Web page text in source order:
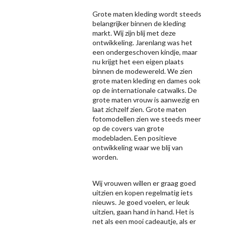
Grote maten kleding wordt steeds
belangrijker binnen de kleding
markt. Wij zijn blij met deze
ontwikkeling. Jarenlang was het
een ondergeschoven kindje, maar
nu krijgt het een eigen plaats
binnen de modewereld. We zien
grote maten kleding en dames ook
op de internationale catwalks. De
grote maten vrouw is aanwezig en
laat zichzelf zien. Grote maten
fotomodellen zien we steeds meer
op de covers van grote
modebladen. Een positieve
ontwikkeling waar we blij van
worden.
Wij vrouwen willen er graag goed
uitzien en kopen regelmatig iets
nieuws. Je goed voelen, er leuk
uitzien, gaan hand in hand. Het is
net als een mooi cadeautje, als er